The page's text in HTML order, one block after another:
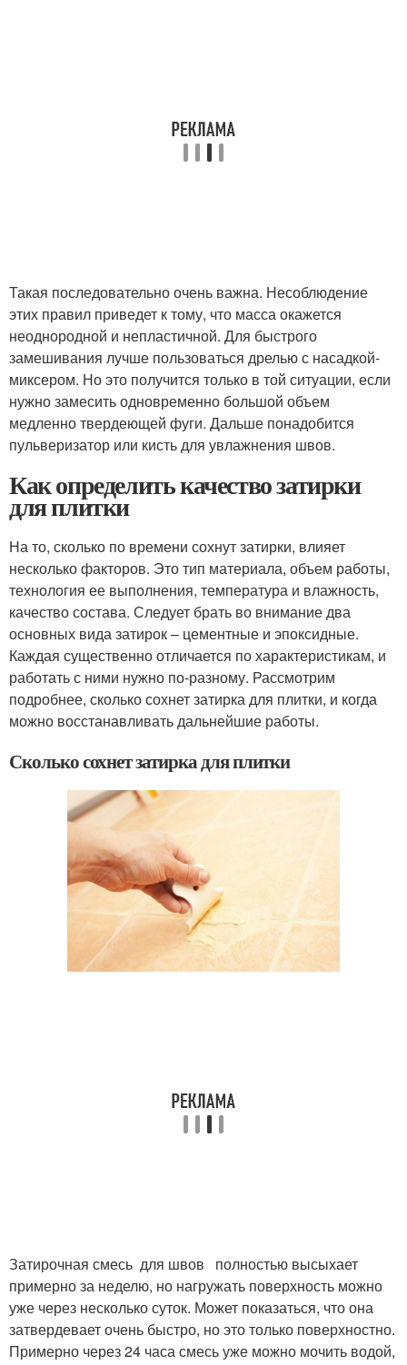
Такая последовательно очень важна. Несоблюдение
этих правил приведет к тому, что масса окажется
неоднородной и непластичной. Для быстрого
замешивания лучше пользоваться дрелью с насадкой-
миксером. Но это получится только в той ситуации, если
нужно замесить одновременно большой объем
медленно твердеющей фуги. Дальше понадобится
пульверизатор или кисть для увлажнения швов.
Как определить качество затирки
для плитки
На то, сколько по времени сохнут затирки, влияет
несколько факторов. Это тип материала, объем работы,
технология ее выполнения, температура и влажность,
качество состава. Следует брать во внимание два
основных вида затирок – цементные и эпоксидные.
Каждая существенно отличается по характеристикам, и
работать с ними нужно по-разному. Рассмотрим
подробнее, сколько сохнет затирка для плитки, и когда
можно восстанавливать дальнейшие работы.
Сколько сохнет затирка для плитки
Затирочная смесь для швов полностью высыхает
примерно за неделю, но нагружать поверхность можно
уже через несколько суток. Может показаться, что она
затвердевает очень быстро, но это только поверхностно.
Примерно через 24 часа смесь уже можно мочить водой,